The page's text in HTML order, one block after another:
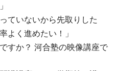
ていないから先取りした
よく進めたい！」
すか？ 河合塾の映像講座で